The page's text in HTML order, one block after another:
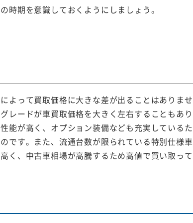
時期を意識しておくようにしましょう。
よって買取価格に大きな差が出ることはありませ
レードが車買取価格を大きく左右することもあり
能が高く、オプション装備なども充実しているた
です。また、流通台数が限られている特別仕様車
く、中古車相場が高騰するため高値で買い取って